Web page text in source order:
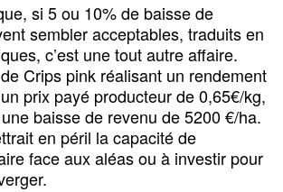
si 5 ou 10% de baisse de
sembler acceptables, traduits en
c’est une tout autre affaire.
Crips pink réalisant un rendement
prix payé producteur de 0,65€/kg,
baisse de revenu de 5200 €/ha.
en péril la capacité de
face aux aléas ou à investir pour